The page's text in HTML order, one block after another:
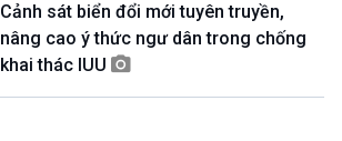
Cảnh sát biển đổi mới tuyên truyền,
nâng cao ý thức ngư dân trong chống
khai thác IUU